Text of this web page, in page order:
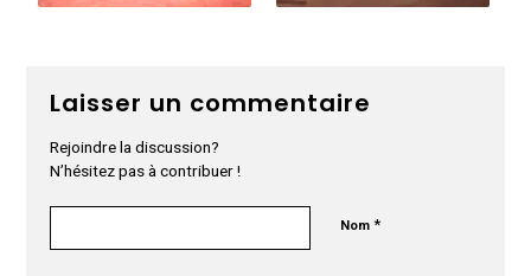
Laisser un commentaire
Rejoindre la discussion?
N’hésitez pas à contribuer !
Nom*